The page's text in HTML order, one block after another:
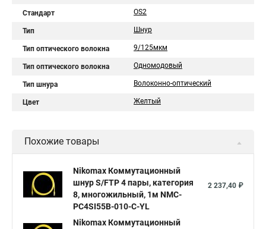
Стандарт OS2
Тип Шнур
Тип оптического волокна 9/125мкм
Тип оптического волокна Одномодовый
Тип шнура Волоконно-оптический
Цвет Желтый
Похожие товары
Nikomax Коммутационный
шнур S/FTP 4 пары, категория
8, многожильный, 1м NMC-
PC4SI55B-010-C-YL
2 237,40 ₽
Nikomax Коммутационный